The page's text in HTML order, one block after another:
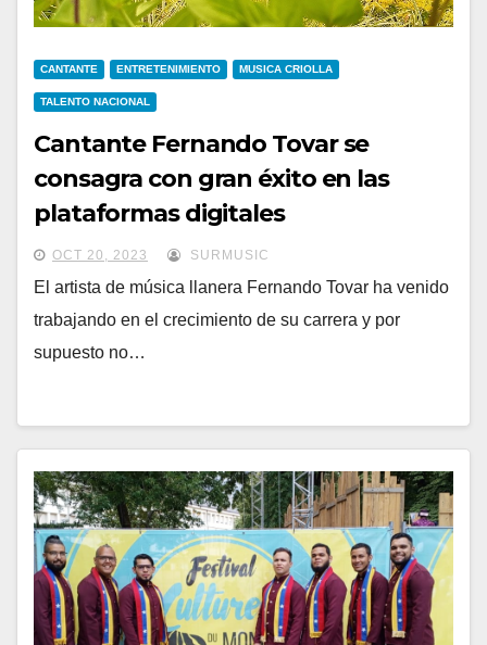
CANTANTE ENTRETENIMIENTO MUSICA CRIOLLA
TALENTO NACIONAL
Cantante Fernando Tovar se
consagra con gran éxito en las
plataformas digitales
OCT 20, 2023 SURMUSIC
El artista de música llanera Fernando Tovar ha venido
trabajando en el crecimiento de su carrera y por
supuesto no…